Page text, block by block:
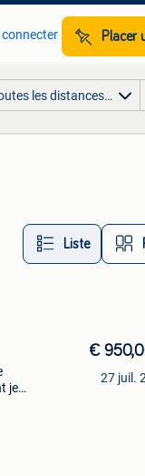
connecter Placer
les distances…
Liste
je
€
27 juil.